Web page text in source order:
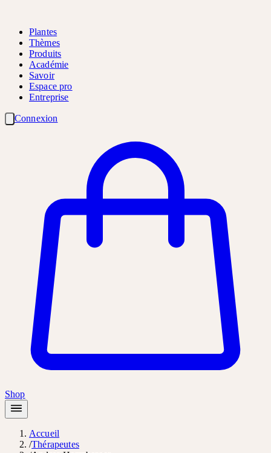
Plantes
Thèmes
Produits
Académie
Savoir
Espace pro
Entreprise
Connexion
Shop
Accueil
/Thérapeutes